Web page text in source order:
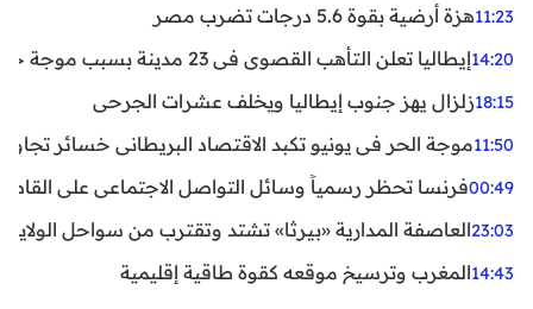
11:23هزة أرضية بقوة 5.6 درجات تضرب مصر
14:20إيطاليا تعلن التأهب القصوى في 23 مدينة بسبب موجة حر شديدة
18:15زلزال يهز جنوب إيطاليا ويخلف عشرات الجرحى
11:50موجة الحر في يونيو تكبد الاقتصاد البريطاني خسائر تجاوزت 1.5 مليار
00:49فرنسا تحظر رسمياً وسائل التواصل الاجتماعي على القاصرين
23:03العاصفة المدارية «بيرثا» تشتد وتقترب من سواحل
14:43المغرب وترسيخ موقعه كقوة طاقية إقليمية